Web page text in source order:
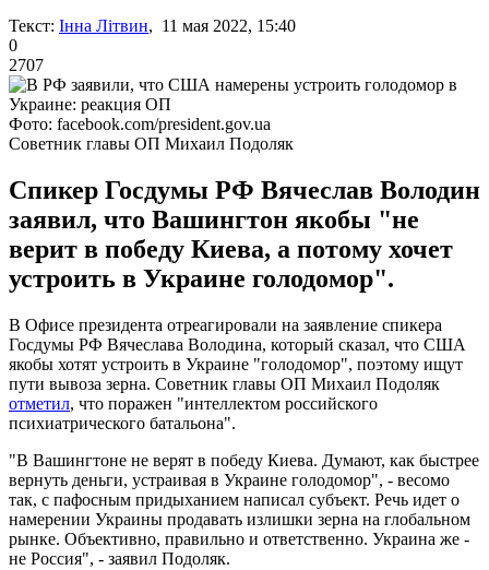
Текст: Інна Літвин, 11 мая 2022, 15:40
0
2707
Фото: facebook.com/president.gov.ua
Советник главы ОП Михаил Подоляк
Спикер Госдумы РФ Вячеслав Володин
заявил, что Вашингтон якобы "не
верит в победу Киева, а потому хочет
устроить в Украине голодомор".
В Офисе президента отреагировали на заявление спикера
Госдумы РФ Вячеслава Володина, который сказал, что США
якобы хотят устроить в Украине "голодомор", поэтому ищут
пути вывоза зерна. Советник главы ОП Михаил Подоляк
отметил, что поражен "интеллектом российского
психиатрического батальона".
"В Вашингтоне не верят в победу Киева. Думают, как быстрее
вернуть деньги, устраивая в Украине голодомор", - весомо
так, с пафосным придыханием написал субъект. Речь идет о
намерении Украины продавать излишки зерна на глобальном
рынке. Объективно, правильно и ответственно. Украина же -
не Россия", - заявил Подоляк.